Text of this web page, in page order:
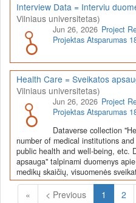
Interview Data = Interviu
Vilniaus universitetas)
Jun 26, 2026 Project
Projektas Atsparumas
Health Care = Sveikatos
Vilniaus universitetas)
Jun 26, 2026 Project
Projektas Atsparumas
Dataverse collection
number of medical institutions
public health and well-being, etc.
apsauga" talpinami duomenys
medikų skaičių, visuomenės
« < Previous 1 (Current)
2